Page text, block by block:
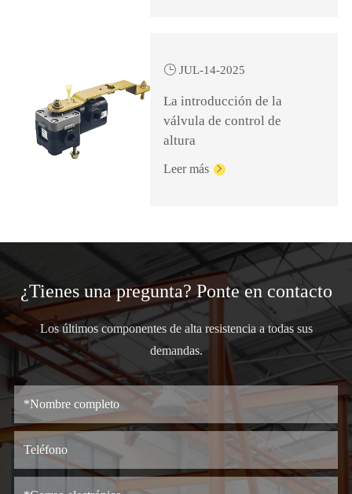
 JUL-14-2025
La introducción de la
válvula de control de
altura
Leer más 
¿Tienes una pregunta? Ponte en contacto
Los últimos componentes de alta resistencia a todas sus
demandas.